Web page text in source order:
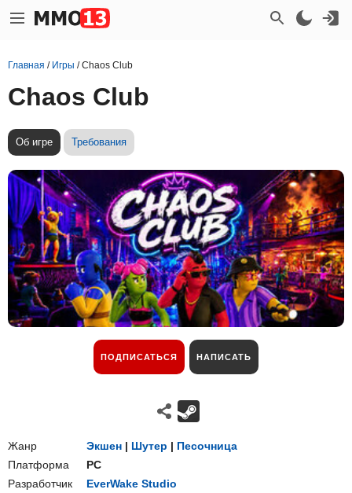
Главная / Игры /Chaos Club
Chaos Club
Об игре Требования
ПОДПИСАТЬСЯ НАПИСАТЬ
Жанр Экшен | Шутер | Песочница
Платформа
PC
Разработчик
EverWake Studio